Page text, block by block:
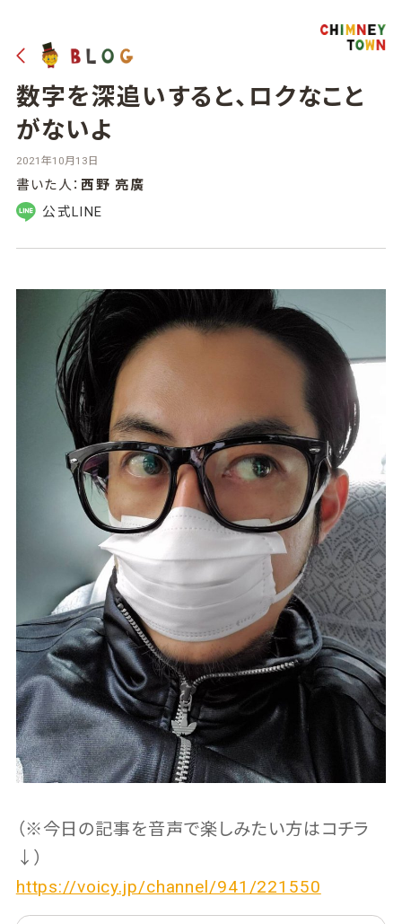
数字を深追いすると、ロクなこと
がないよ
2021年10月13日
書いた人： 西野 亮廣
公式LINE
（※今日の記事を音声で楽しみたい方はコチラ
↓）
https://voicy.jp/channel/941/221550